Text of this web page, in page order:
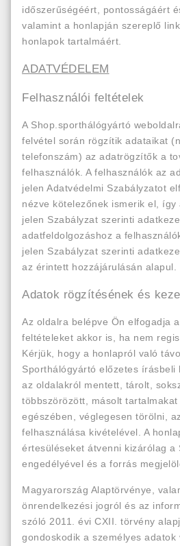
időszerűségéért, pontosságáért
valamint a honlapján szereplő
honlapok tartalmáért.
ADATVÉDELEM
Felhasználói feltételek
A Shop.sporthálógyártó
felvétel során rögzítik adataikat
telefonszám) az adatrögzítők a
felhasználók. A felhasználók az
jelen Adatvédelmi Szabályzatot
nézve kötelezőnek ismerik el,
jelen Szabályzat szerinti
adatfeldolgozáshoz a
jelen Szabályzat szerinti
az érintett hozzájárulásán alapul.
Adatok rögzítésének és
Az oldalra belépve Ön elfogadja
feltételeket akkor is, ha nem
Kérjük, hogy a honlapról való
Sporthálógyártó előzetes írásbeli
az oldalakról mentett, tárolt,
többszörözött, másolt
egészében, véglegesen törölni,
felhasználása kivételével. A
értesüléseket átvenni kizárólag a
engedélyével és a forrás
Magyarország Alaptörvénye,
önrendelkezési jogról és az
szóló 2011. évi CXII. törvény
gondoskodik a személyes adatok